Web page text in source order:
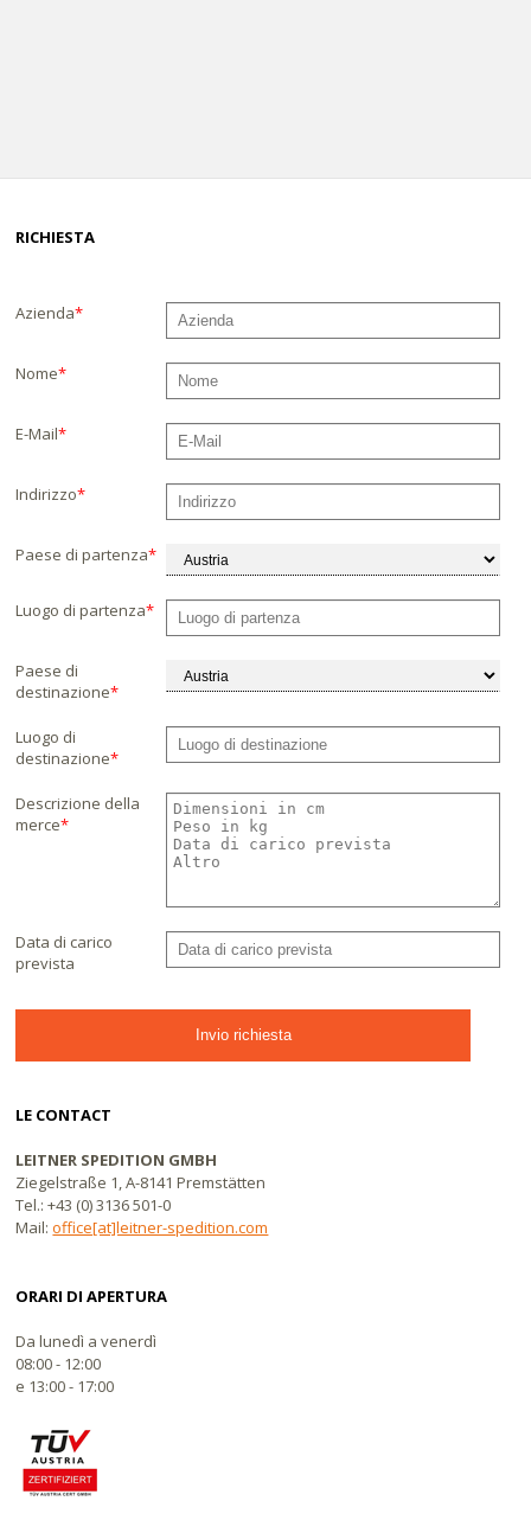
RICHIESTA
Azienda*
Nome*
E-Mail*
Indirizzo*
Paese di partenza*
Luogo di partenza*
Paese di
destinazione*
Luogo di
destinazione*
Descrizione della
merce*
Data di carico
prevista
LE CONTACT
LEITNER SPEDITION GMBH
Ziegelstraße 1, A-8141 Premstätten
Tel.: +43 (0) 3136 501-0
Mail:office[at]leitner-spedition.com
ORARI DI APERTURA
Da lunedì a venerdì
08:00 - 12:00
e 13:00 - 17:00